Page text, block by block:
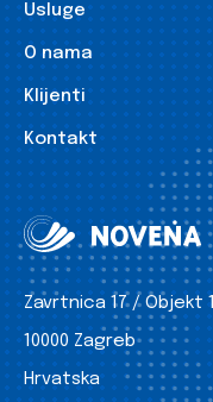
Usluge
O nama
Klijenti
Kontakt
Zavrtnica 17 / Objekt 1
10000 Zagreb
Hrvatska